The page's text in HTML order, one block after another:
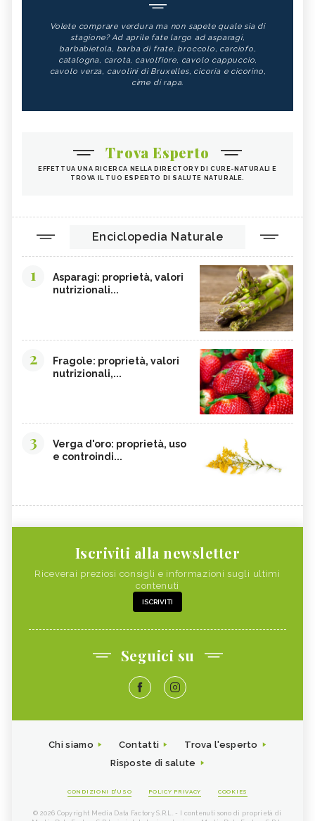
Volete comprare verdura ma non sapete quale sia di
stagione? Ad aprile fate largo ad asparagi,
barbabietola, barba di frate, broccolo, carciofo,
catalogna, carota, cavolfiore, cavolo cappuccio,
cavolo verza, cavolini di Bruxelles, cicoria e cicorino,
cime di rapa.
Trova Esperto
EFFETTUA UNA RICERCA NELLA DIRECTORY DI CURE-NATURALI E
TROVA IL TUO ESPERTO DI SALUTE NATURALE.
Enciclopedia Naturale
1
Asparagi: proprietà, valori
nutrizionali...
2
Fragole: proprietà, valori
nutrizionali,...
3
Verga d'oro: proprietà, uso
e controindi...
Iscriviti alla newsletter
Riceverai preziosi consigli e informazioni sugli ultimi
contenuti
ISCRIVITI
Seguici su
Chi siamo Contatti
Trova l'esperto
Risposte di salute
CONDIZIONI D'USO POLICY PRIVACY COOKIES
© 2026 Copyright Media Data Factory S.R.L. - I contenuti sono di proprietà di